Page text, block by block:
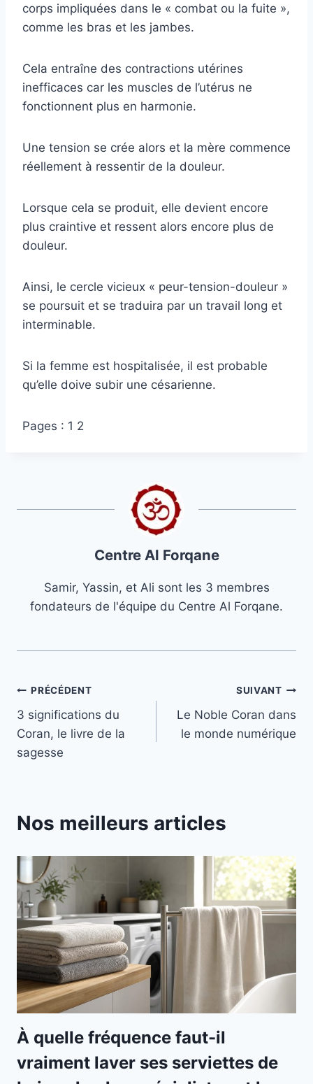
corps impliquées dans le « combat ou la fuite »,
comme les bras et les jambes.
Cela entraîne des contractions utérines
inefficaces car les muscles de l’utérus ne
fonctionnent plus en harmonie.
Une tension se crée alors et la mère commence
réellement à ressentir de la douleur.
Lorsque cela se produit, elle devient encore
plus craintive et ressent alors encore plus de
douleur.
Ainsi, le cercle vicieux « peur-tension-douleur »
se poursuit et se traduira par un travail long et
interminable.
Si la femme est hospitalisée, il est probable
qu’elle doive subir une césarienne.
Pages : 1 2
Centre Al Forqane
Samir, Yassin, et Ali sont les 3 membres
fondateurs de l'équipe du Centre Al Forqane.
Navigation
de
l’article
PRÉCÉDENT
3 significations du
Coran, le livre de la
sagesse
SUIVANT
Le Noble Coran dans
le monde numérique
Nos meilleurs articles
À quelle fréquence faut-il
vraiment laver ses serviettes de